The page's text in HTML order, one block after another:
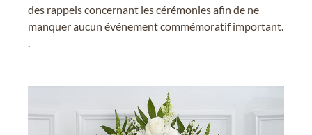
des rappels concernant les cérémonies afin de ne
manquer aucun événement commémoratif important.